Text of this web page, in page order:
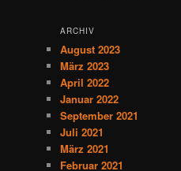
ARCHIV
August 2023
März 2023
April 2022
Januar 2022
September 2021
Juli 2021
März 2021
Februar 2021